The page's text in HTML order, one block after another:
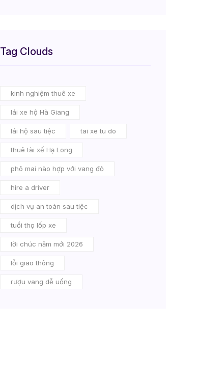
Tag Clouds
kinh nghiệm thuê xe
lái xe hộ Hà Giang
lái hộ sau tiệc tai xe tu do
thuê tài xế Hạ Long
phô mai nào hợp với vang đỏ
hire a driver
dịch vụ an toàn sau tiệc
tuổi thọ lốp xe
lời chúc năm mới 2026
lỗi giao thông
rượu vang dễ uống